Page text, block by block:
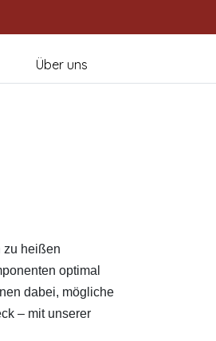
Über uns
zu heißen
optimal
dabei, mögliche
– mit unserer